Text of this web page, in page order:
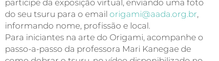
participe da exposição virtual, enviando uma foto
do seu tsuru para o email origami@aada.org.br,
informando nome, profissão e local.
Para iniciantes na arte do Origami, acompanhe o
passo-a-passo da professora Mari Kanegae de